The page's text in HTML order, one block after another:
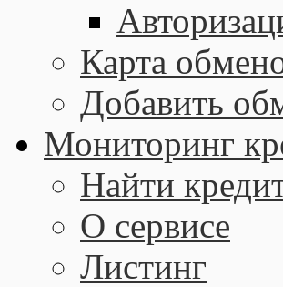
Карта
Добавить
Мониторинг
Найти
О сервисе
Листинг